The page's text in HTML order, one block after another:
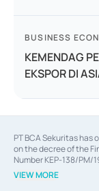
BUSINESS
KEMENDAG
EKSPOR DI
PT BCA Sekuritas has
on the decree of the
Number KEP-138/PM/
dated February 28,
decree of the
VIEW MORE